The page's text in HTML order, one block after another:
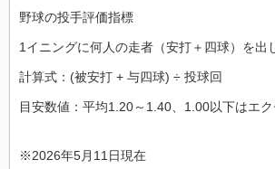
野球の投手評価指標
1イニングに何人の走者（安打＋四球）を出
計算式：(被安打 + 与四球) ÷ 投球回
目安数値：平均1.20～1.40、1.00以下はエク
※2026年5月11日現在